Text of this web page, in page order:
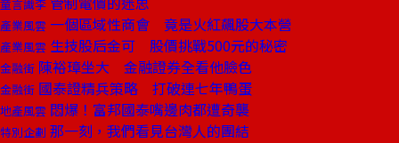
童言識李
產業風雲 一個區域性商會 竟是火紅飆股大本營
產業風雲 生技股后金可 股價挑戰500元的秘密
金融街 陳裕璋坐大 金融證券全看他臉色
金融街 國泰證精兵策略 打破連七年鴨蛋
地產風雲 悶爆！富邦國泰嘴邊肉都遭奇襲
特別企劃 那一刻，我們看見台灣人的團結